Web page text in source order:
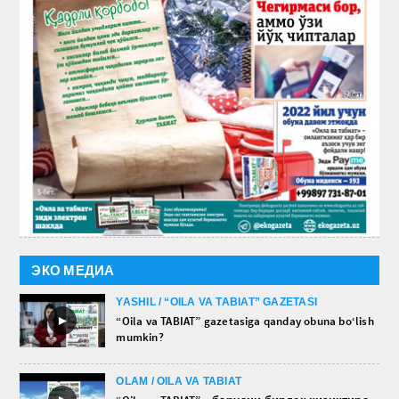
ЭКО МЕДИА
►
YASHIL / “OILA VA TABIAT” GAZETASI
“Oila va TABIAT” gazetasiga qanday obuna bo‘lish
mumkin?
OLAM / OILA VA TABIAT